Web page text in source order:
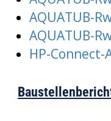
AQUATUB-
AQUATUB-
HP-